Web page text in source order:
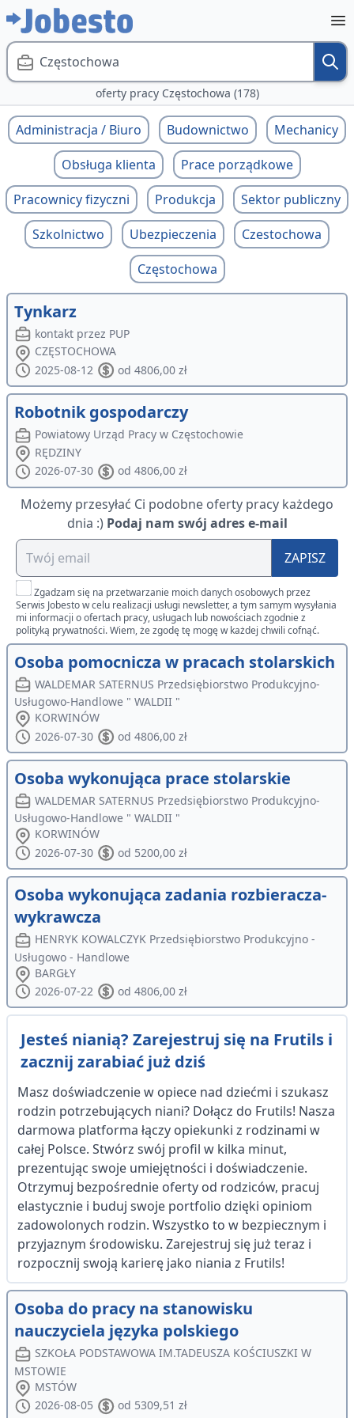
Częstochowa
oferty pracy Częstochowa (178)
Administracja / Biuro Budownictwo
Mechanicy
Obsługa klienta
Prace porządkowe
Pracownicy fizyczni
Produkcja
Sektor publiczny
Szkolnictwo
Ubezpieczenia
Czestochowa
Częstochowa
Tynkarz
kontakt przez PUP
CZĘSTOCHOWA
2025-08-12
od 4806,00 zł
Robotnik gospodarczy
Powiatowy Urząd Pracy w Częstochowie
RĘDZINY
2026-07-30
od 4806,00 zł
Możemy przesyłać Ci podobne oferty pracy każdego
dnia :) Podaj nam swój adres e-mail
ZAPISZ
Zgadzam się na przetwarzanie moich danych osobowych przez
Serwis Jobesto w celu realizacji usługi newsletter, a tym samym wysyłania
mi informacji o ofertach pracy, usługach lub nowościach zgodnie z
polityką prywatności. Wiem, że zgodę tę mogę w każdej chwili cofnąć.
Osoba pomocnicza w pracach stolarskich
WALDEMAR SATERNUS Przedsiębiorstwo Produkcyjno-
Usługowo-Handlowe " WALDII "
KORWINÓW
2026-07-30
od 4806,00 zł
Osoba wykonująca prace stolarskie
WALDEMAR SATERNUS Przedsiębiorstwo Produkcyjno-
Usługowo-Handlowe " WALDII "
KORWINÓW
2026-07-30
od 5200,00 zł
Osoba wykonująca zadania rozbieracza-
wykrawcza
HENRYK KOWALCZYK Przedsiębiorstwo Produkcyjno -
Usługowo - Handlowe
BARGŁY
2026-07-22
od 4806,00 zł
Jesteś nianią? Zarejestruj się na Frutils i
zacznij zarabiać już dziś
Masz doświadczenie w opiece nad dziećmi i szukasz
rodzin potrzebujących niani? Dołącz do Frutils! Nasza
darmowa platforma łączy opiekunki z rodzinami w
całej Polsce. Stwórz swój profil w kilka minut,
prezentując swoje umiejętności i doświadczenie.
Otrzymuj bezpośrednie oferty od rodziców, pracuj
elastycznie i buduj swoje portfolio dzięki opiniom
zadowolonych rodzin. Wszystko to w bezpiecznym i
przyjaznym środowisku. Zarejestruj się już teraz i
rozpocznij swoją karierę jako niania z Frutils!
Osoba do pracy na stanowisku
nauczyciela języka polskiego
SZKOŁA PODSTAWOWA IM.TADEUSZA KOŚCIUSZKI W
MSTOWIE
MSTÓW
2026-08-05
od 5309,51 zł